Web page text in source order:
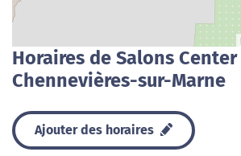
Horaires de Salons Center
Chennevières-sur-Marne
Ajouter des horaires